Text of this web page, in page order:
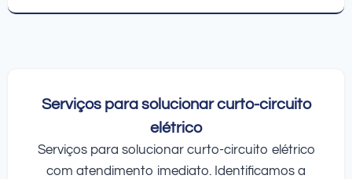
Serviços para solucionar curto-circuito
elétrico
Serviços para solucionar curto-circuito elétrico
com atendimento imediato. Identificamos a